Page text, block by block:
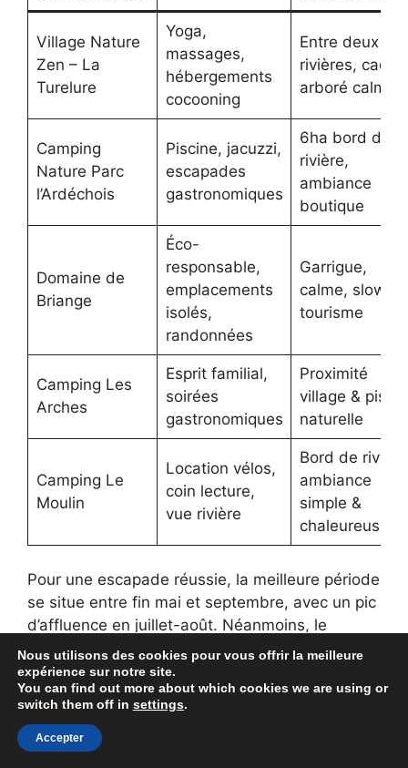
Village Nature
Zen – La
Turelure
Yoga,
massages,
hébergements
cocooning
Entre deux
rivières, cadre
arboré calme
Camping
Nature Parc
l’Ardéchois
Piscine, jacuzzi,
escapades
gastronomiques
6ha bord de
rivière,
ambiance
boutique
Domaine de
Briange
Éco-
responsable,
emplacements
isolés,
randonnées
Garrigue,
calme, slow-
tourisme
Camping Les
Arches
Esprit familial,
soirées
gastronomiques
Proximité
village &
naturelle
Camping Le
Moulin
Location vélos,
coin lecture,
vue rivière
Bord de
ambiance
simple &
chaleureuse
Pour une escapade réussie, la meilleure période
se situe entre fin mai et septembre, avec un pic
d’affluence en juillet-août. Néanmoins, le
printemps et l’automne offrent des couleurs
vibrantes et une fréquentation plus douce,
parfaites pour savourer en paix. Avant de partir,
pensez à réserver directement via les sites des
campings, garantissant accès aux meilleurs
Nous utilisons des cookies pour vous offrir la meilleure
expérience sur notre site.
You can find out more about which cookies we are using or
switch them off in settings.
Accepter